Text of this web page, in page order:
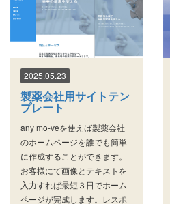
製薬会社用サイトテン
プレート
2025.05.23
any mo-veを使えば製薬会社
のホームページを誰でも簡単
に作成することができます。
お客様にて画像とテキストを
入力すれば最短３日でホーム
ページが完成します。レスポ